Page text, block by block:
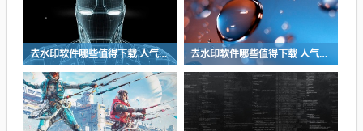
去水印软件哪些值得下载 人气高的去水印软件一览 去水印软件哪些值得下载 人气高的去水印软件一览